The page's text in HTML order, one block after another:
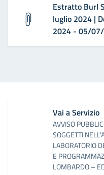
Estratto Burl
luglio 2024 |
2024 - 05/
Vai a Servizio
AVVISO
SOGGETTI
LABORATORIO
E
LOMBARDO –